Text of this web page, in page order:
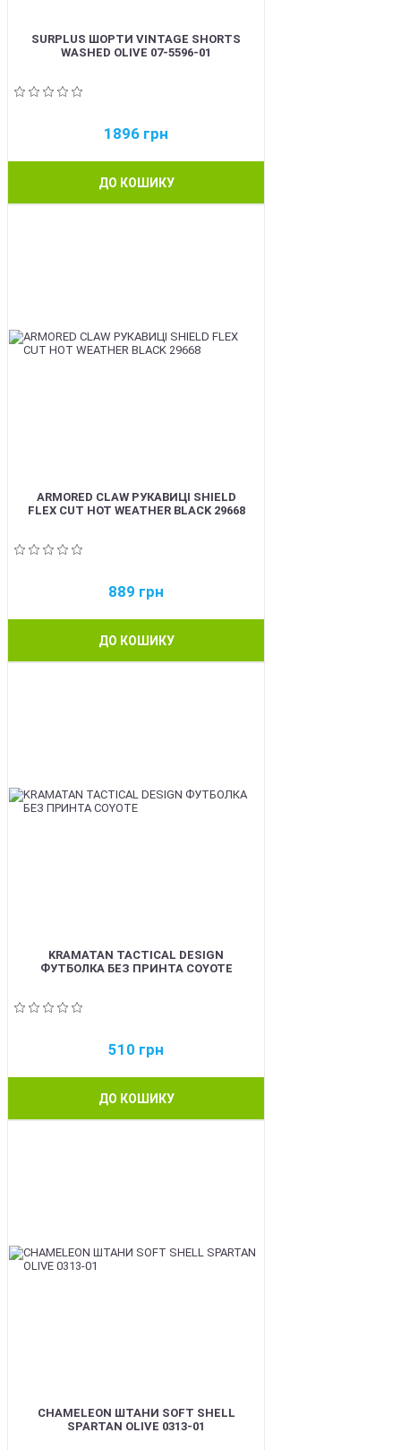
SURPLUS ШОРТИ VINTAGE SHORTS
WASHED OLIVE 07-5596-01
1896 грн
ДО КОШИКУ
ARMORED CLAW РУКАВИЦІ SHIELD
FLEX CUT HOT WEATHER BLACK 29668
889 грн
ДО КОШИКУ
KRAMATAN TACTICAL DESIGN
ФУТБОЛКА БЕЗ ПРИНТА COYOTE
510 грн
ДО КОШИКУ
CHAMELEON ШТАНИ SOFT SHELL
SPARTAN OLIVE 0313-01